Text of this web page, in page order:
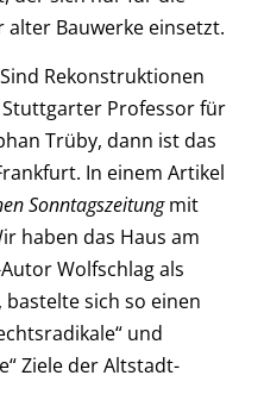
Bauwerke einsetzt.
Rekonstruktionen
Stuttgarter Professor für
Trüby, dann ist das
In einem Artikel
Sonntagszeitungmit
haben das Haus am
Wolfschlag als
sich so einen
und
Ziele der Altstadt-